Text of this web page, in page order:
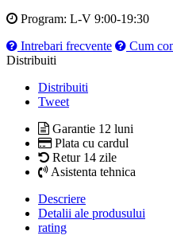
Program: L-V 9:00-19:30
Intrebari frecvente
Cum
Distribuiti
Distribuiti
Tweet
Garantie 12 luni
Plata cu cardul
Retur 14 zile
Asistenta tehnica
Descriere
Detalii ale produsului
rating